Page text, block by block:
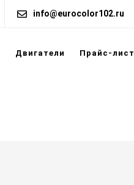
info@eurocolor102.ru
Двигатели Прайс-лист